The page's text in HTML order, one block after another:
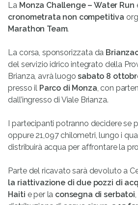
La Monza Challenge – Water Run
cronometrata non competitiva
Marathon Team.
La corsa, sponsorizzata da
del servizio idrico integrato della
Brianza, avrà luogosabato 8
presso il Parco di Monza, con
dall’ingresso di Viale Brianza.
I partecipanti potranno decidere se
oppure 21,097 chilometri, lungo i
distribuirà acqua per affrontare la
Parte del ricavato sarà devoluto a
la riattivazione di due pozzi di
Haiti e per la consegna di serbatoi